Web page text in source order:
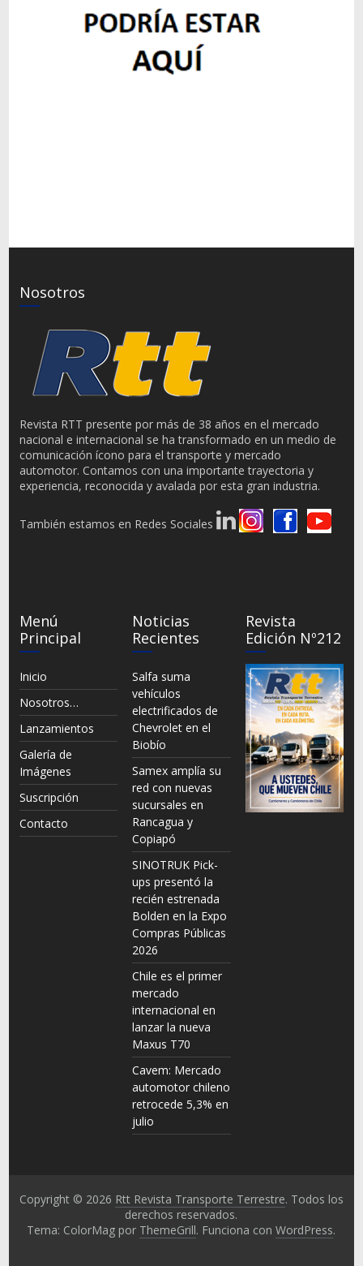
Nosotros
Revista RTT presente por más de 38 años en el mercado
nacional e internacional se ha transformado en un medio de
comunicación ícono para el transporte y mercado
automotor. Contamos con una importante trayectoria y
experiencia, reconocida y avalada por esta gran industria.
También estamos en Redes Sociales
Menú
Principal
Inicio
Nosotros…
Lanzamientos
Galería de
Imágenes
Suscripción
Contacto
Noticias
Recientes
Salfa suma
vehículos
electrificados de
Chevrolet en el
Biobío
Samex amplía su
red con nuevas
sucursales en
Rancagua y
Copiapó
SINOTRUK Pick-
ups presentó la
recién estrenada
Bolden en la Expo
Compras Públicas
2026
Chile es el primer
mercado
internacional en
lanzar la nueva
Maxus T70
Cavem: Mercado
automotor chileno
retrocede 5,3% en
julio
Revista
Edición Nº212
Copyright © 2026 Rtt Revista Transporte Terrestre. Todos los
derechos reservados.
Tema: ColorMag por ThemeGrill. Funciona conWordPress.